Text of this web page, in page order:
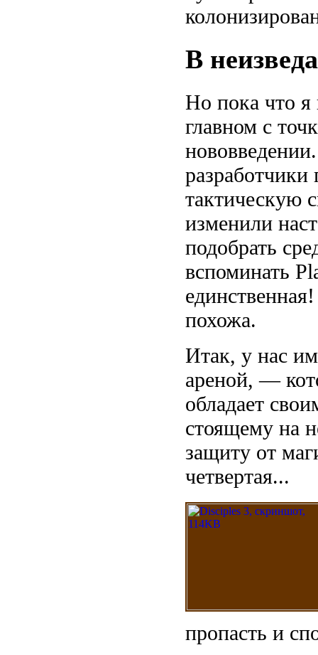
В
Но пока что я
главном с
тактическую
изменили
подобрать
вспоминать
похожа.
Итак, у нас
ареной, —
обладает
стоящему на
защиту от
четвертая...
пропасть и